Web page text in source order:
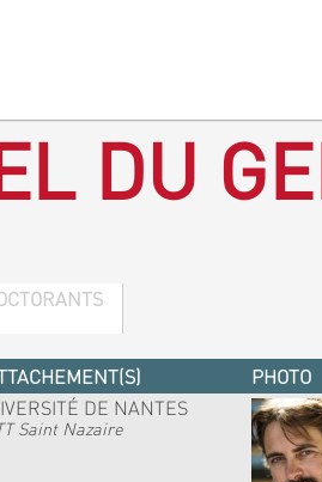
DU
PHOTO
DE NANTES
Saint Nazaire